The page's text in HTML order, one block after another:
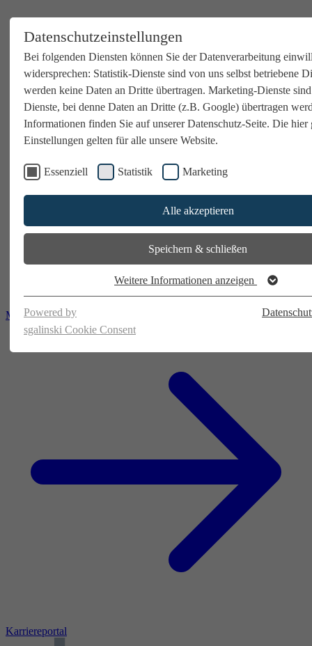
Datenschutzeinstellungen
Bei folgenden Diensten können Sie der Datenverarbeitung
widersprechen: Statistik-Dienste sind von uns selbst betriebene
werden keine Daten an Dritte übertragen. Marketing-Dienste
Dienste, bei denne Daten an Dritte (z.B. Google) übertragen
Informationen finden Sie auf unserer Datenschutz-Seite. Die hier
Einstellungen gelten für alle unsere Website.
Essenziell Statistik Marketing
Alle akzeptieren
Speichern & schließen
Weitere Informationen anzeigen
Powered by
sgalinski Cookie Consent
Magazin
Karriereportal